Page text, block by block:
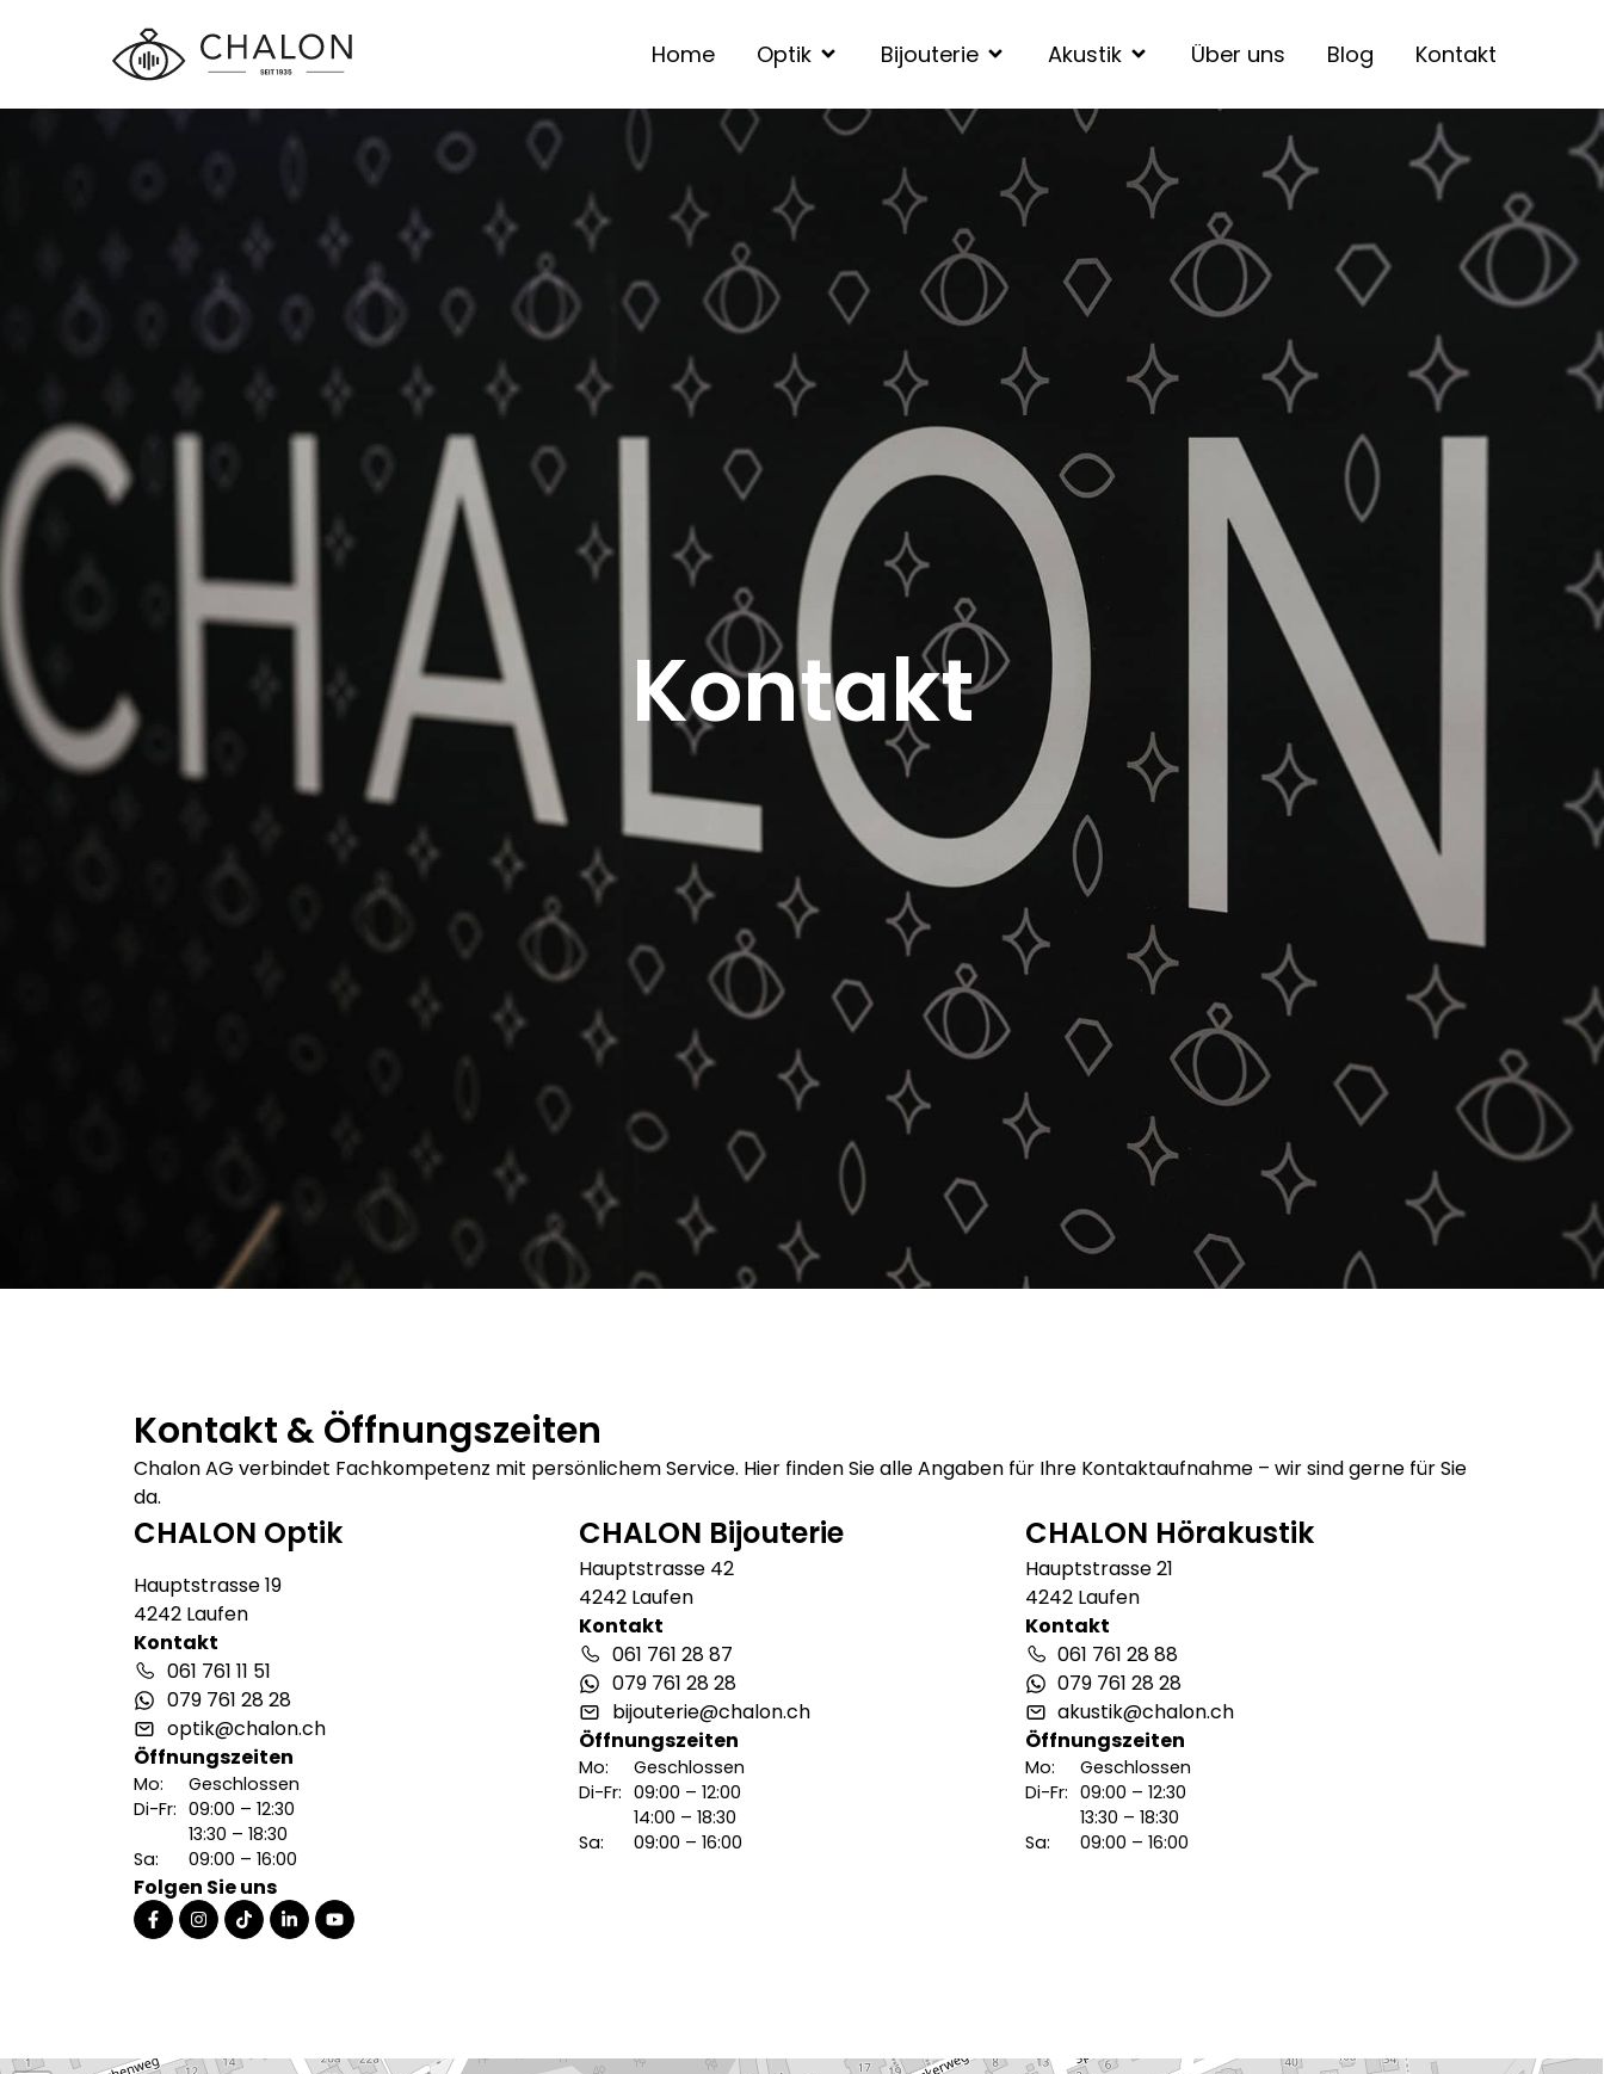
Home Optik Bijouterie Akustik Über uns Blog Kontakt
Kontakt
Kontakt & Öffnungszeiten
Chalon AG verbindet Fachkompetenz mit persönlichem Service. Hier finden Sie alle Angaben für Ihre Kontaktaufnahme – wir sind gerne für Sie
da.
CHALON Optik
Hauptstrasse 19
4242 Laufen
Kontakt
061 761 11 51
079 761 28 28
optik@chalon.ch
Öffnungszeiten
Mo:
Geschlossen
Di-Fr: 09:00 – 12:30
13:30 – 18:30
Sa:
09:00 – 16:00
CHALON Bijouterie
Hauptstrasse 42
4242 Laufen
Kontakt
061 761 28 87
079 761 28 28
bijouterie@chalon.ch
Öffnungszeiten
Mo:
Geschlossen
Di-Fr: 09:00 – 12:00
14:00 – 18:30
Sa:
09:00 – 16:00
CHALON Hörakustik
Hauptstrasse 21
4242 Laufen
Kontakt
061 761 28 88
079 761 28 28
akustik@chalon.ch
Öffnungszeiten
Mo:
Geschlossen
Di-Fr: 09:00 – 12:30
13:30 – 18:30
Sa:
09:00 – 16:00
Folgen Sie uns